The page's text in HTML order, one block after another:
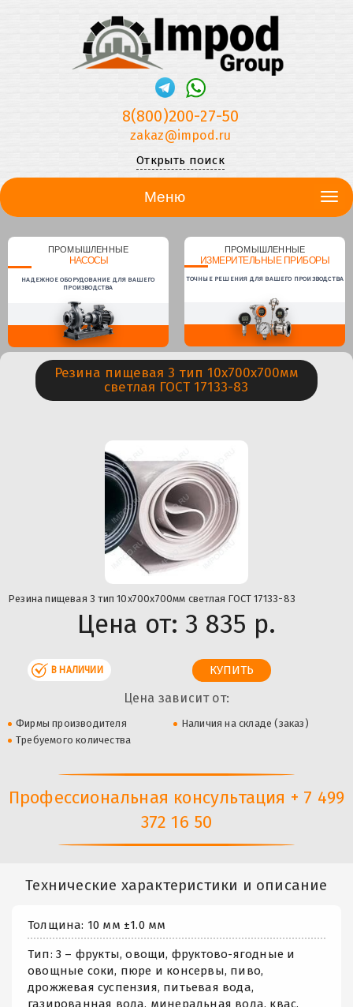
8(800)200-27-50
zakaz@impod.ru
Открыть поиск
Меню
ПРОМЫШЛЕННЫЕ
НАСОСЫ
НАДЕЖНОЕ ОБОРУДОВАНИЕ ДЛЯ ВАШЕГО
ПРОИЗВОДСТВА
ПРОМЫШЛЕННЫЕ
ИЗМЕРИТЕЛЬНЫЕ ПРИБОРЫ
ТОЧНЫЕ РЕШЕНИЯ ДЛЯ ВАШЕГО ПРОИЗВОДСТВА
Резина пищевая 3 тип 10х700х700мм
светлая ГОСТ 17133-83
Резина пищевая 3 тип 10х700х700мм светлая ГОСТ 17133-83
Цена от: 3 835 р.
В НАЛИЧИИ
Цена зависит от:
Фирмы производителя
Наличия на складе (заказ)
Требуемого количества
Профессиональная консультация + 7 499
372 16 50
Технические характеристики и описание
Толщина: 10 мм ±1.0 мм
Тип: 3 – фрукты, овощи, фруктово-ягодные и
овощные соки, пюре и консервы, пиво,
дрожжевая суспензия, питьевая вода,
газированная вода, минеральная вода, квас,